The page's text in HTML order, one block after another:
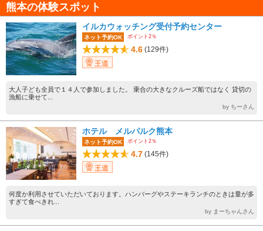
熊本の体験スポット
イルカウォッチング受付予約センター
ネット予約OK ポイント2％
4.6 (129件)
王道
大人子ども全員で１４人で参加しました。 乗合の大きなクルーズ船ではなく 貸切の
漁船に乗せて...
by ちーさん
ホテル メルパルク熊本
ネット予約OK ポイント2％
4.7 (145件)
王道
何度か利用させていただいております。ハンバーグやステーキランチのときは量が多
すぎて食べきれ...
by まーちゃんさん